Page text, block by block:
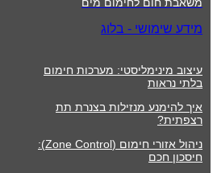
מידע שימושי - בלוג
עיצוב מינימליסטי: מערכות חימום
בלתי נראות
איך להימנע מנזילות בצנרת תת
רצפתית?
ניהול אזורי חימום (Zone Control):
חיסכון חכם